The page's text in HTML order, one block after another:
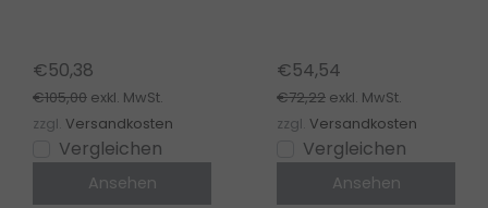
€50,38
€105,00 exkl. MwSt.
zzgl. Versandkosten
Vergleichen
Ansehen
€54,54
€72,22 exkl. MwSt.
zzgl. Versandkosten
Vergleichen
Ansehen